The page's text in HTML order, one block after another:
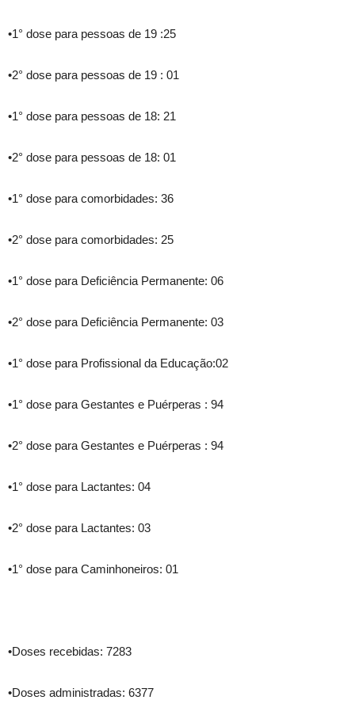
•1° dose para pessoas de 19 :25
•2° dose para pessoas de 19 : 01
•1° dose para pessoas de 18: 21
•2° dose para pessoas de 18: 01
•1° dose para comorbidades: 36
•2° dose para comorbidades: 25
•1° dose para Deficiência Permanente: 06
•2° dose para Deficiência Permanente: 03
•1° dose para Profissional da Educação:02
•1° dose para Gestantes e Puérperas : 94
•2° dose para Gestantes e Puérperas : 94
•1° dose para Lactantes: 04
•2° dose para Lactantes: 03
•1° dose para Caminhoneiros: 01
•Doses recebidas: 7283
•Doses administradas: 6377